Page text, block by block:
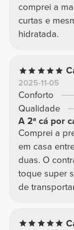
comprei a
curtas e
hidratada.
2025-11-05
Conforto
Qualidade
A 2ª cá por
Comprei a
em casa
duas. O
toque super
de